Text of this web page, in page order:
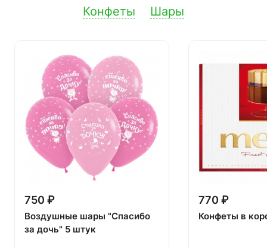
Конфеты Шары
750 ₽
Воздушные шары "Спасибо
за дочь" 5 штук
770 ₽
Конфеты в